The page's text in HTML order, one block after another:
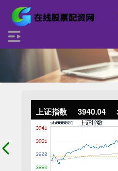
上证指数 3940.04